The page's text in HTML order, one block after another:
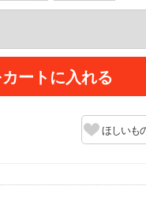
ートに入れる
ほしいも